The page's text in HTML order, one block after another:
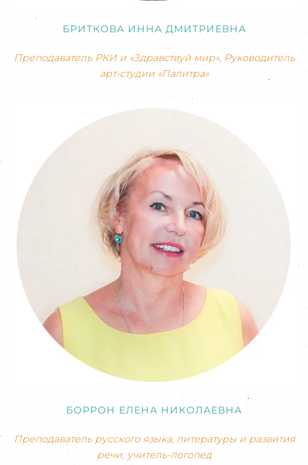
БРИТКОВА ИННА ДМИТРИЕВНА
Преподаватель РКИ и «Здравствуй мир», Руководитель
арт-студии «Палитра»
БОРРОН ЕЛЕНА НИКОЛАЕВНА
Преподаватель русского языка, литературы и развития
речи, учитель-логопед